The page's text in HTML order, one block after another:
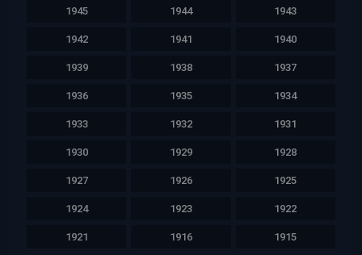
1945 1944 1943
1942 1941 1940
1939 1938 1937
1936 1935 1934
1933 1932 1931
1930 1929 1928
1927 1926 1925
1924 1923 1922
1921 1916 1915